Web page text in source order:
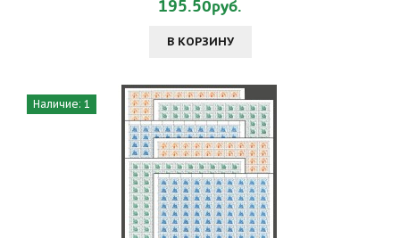
195.50руб.
В КОРЗИНУ
Наличие: 1